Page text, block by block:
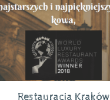
Restauracja Kraków